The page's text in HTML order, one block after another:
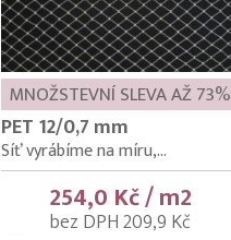
MNOŽSTEVNÍ SLEVA AŽ 73%
PET 12/0,7 mm
Síť vyrábíme na míru,...
254,0 Kč / m2
bez DPH 209,9 Kč